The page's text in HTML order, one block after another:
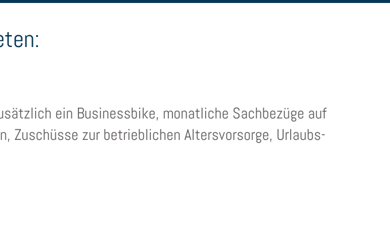
ein Businessbike, monatliche Sachbezüge auf
Zuschüsse zur betrieblichen Altersvorsorge, Urlaubs-